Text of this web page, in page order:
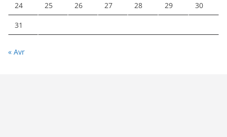
24 25 26 27 28 29 30
31
« Avr